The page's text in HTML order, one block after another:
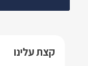
קצת עלינו